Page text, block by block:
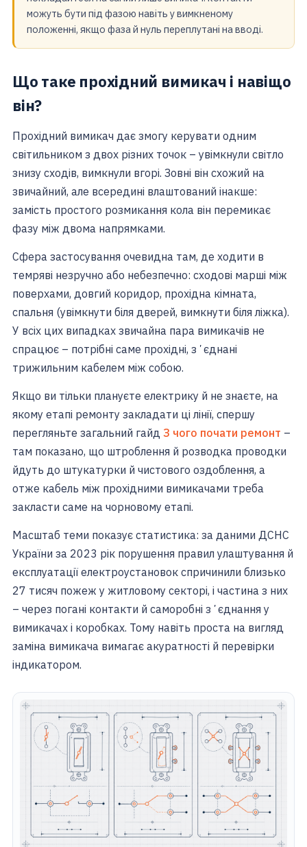
можуть бути під фазою навіть у вимкненому
положенні, якщо фаза й нуль переплутані на вводі.
Що таке прохідний вимикач і навіщо
він?
Прохідний вимикач дає змогу керувати одним
світильником з двох різних точок – увімкнули світло
знизу сходів, вимкнули вгорі. Зовні він схожий на
звичайний, але всередині влаштований інакше:
замість простого розмикання кола він перемикає
фазу між двома напрямками.
Сфера застосування очевидна там, де ходити в
темряві незручно або небезпечно: сходові марші між
поверхами, довгий коридор, прохідна кімната,
спальня (увімкнути біля дверей, вимкнути біля ліжка).
У всіх цих випадках звичайна пара вимикачів не
спрацює – потрібні саме прохідні, зʼєднані
трижильним кабелем між собою.
Якщо ви тільки плануєте електрику й не знаєте, на
якому етапі ремонту закладати ці лінії, спершу
перегляньте загальний гайд З чого почати ремонт –
там показано, що штроблення й розводка проводки
йдуть до штукатурки й чистового оздоблення, а
отже кабель між прохідними вимикачами треба
закласти саме на чорновому етапі.
Масштаб теми показує статистика: за даними ДСНС
України за 2023 рік порушення правил улаштування й
експлуатації електроустановок спричинили близько
27 тисяч пожеж у житловому секторі, і частина з них
– через погані контакти й саморобні зʼєднання у
вимикачах і коробках. Тому навіть проста на вигляд
заміна вимикача вимагає акуратності й перевірки
індикатором.